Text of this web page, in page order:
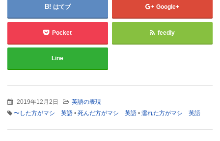
はてブ Google+
Pocket feedly
Line
2019年12月2日
英語の表現
〜した方がマシ 英語 • 死んだ方がマシ 英語 • 濡れた方がマシ 英語